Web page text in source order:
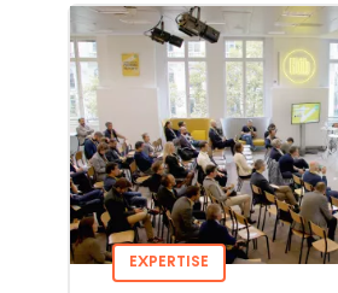
EXPERTISE